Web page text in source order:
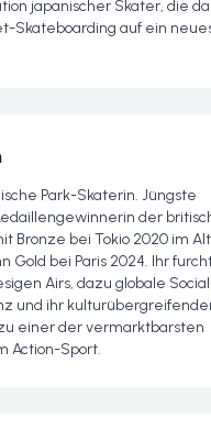
japanischer Skater, die
Skateboarding auf ein
Park-Skaterin. Jüngste
der
Bronze bei Tokio 2020 im
Gold bei Paris 2024. Ihr
Airs, dazu globale
und ihr
einer der vermarktbarsten
Action-Sport.